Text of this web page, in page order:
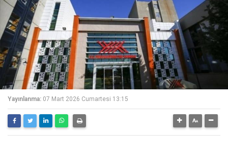
Yayınlanma: 07 Mart 2026 Cumartesi 13:15